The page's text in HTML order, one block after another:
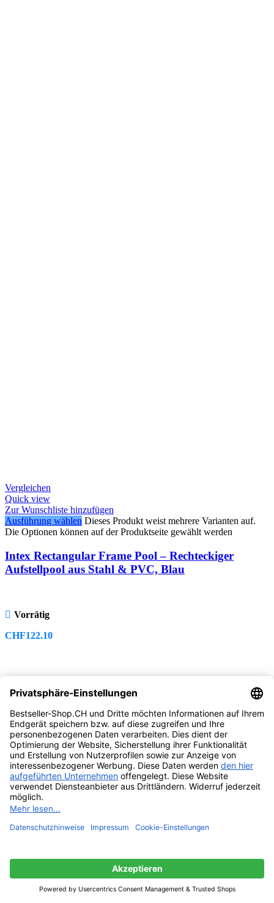
Vergleichen
Quick view
Zur Wunschliste hinzufügen
Ausführung wählen Dieses Produkt weist mehrere Varianten auf.
Die Optionen können auf der Produktseite gewählt werden
Intex Rectangular Frame Pool – Rechteckiger
Aufstellpool aus Stahl & PVC, Blau
Vorrätig
CHF122.10